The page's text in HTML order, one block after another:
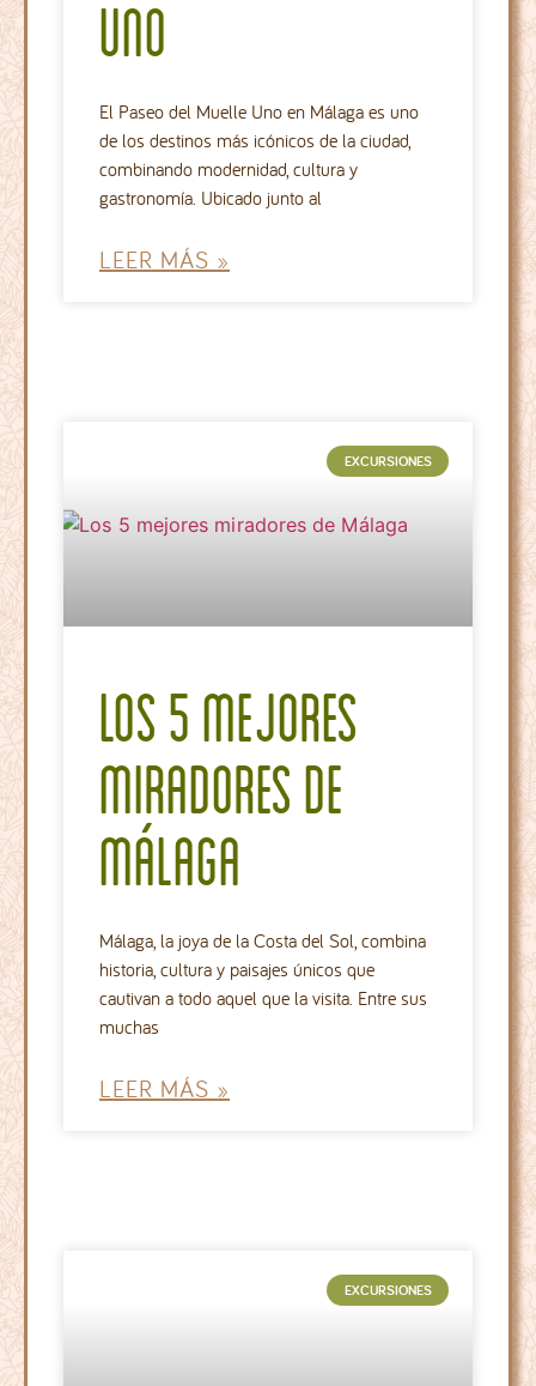
Uno
El Paseo del Muelle Uno en Málaga es uno
de los destinos más icónicos de la ciudad,
combinando modernidad, cultura y
gastronomía. Ubicado junto al
LEER MÁS »
EXCURSIONES
Los 5 Mejores
Miradores de
Málaga
Málaga, la joya de la Costa del Sol, combina
historia, cultura y paisajes únicos que
cautivan a todo aquel que la visita. Entre sus
muchas
LEER MÁS »
EXCURSIONES